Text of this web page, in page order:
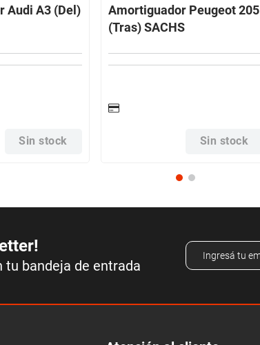
Audi A3 (Del)
Sin stock
Amortiguador Peugeot 205
(Tras) SACHS
Sin stock
tu bandeja de entrada